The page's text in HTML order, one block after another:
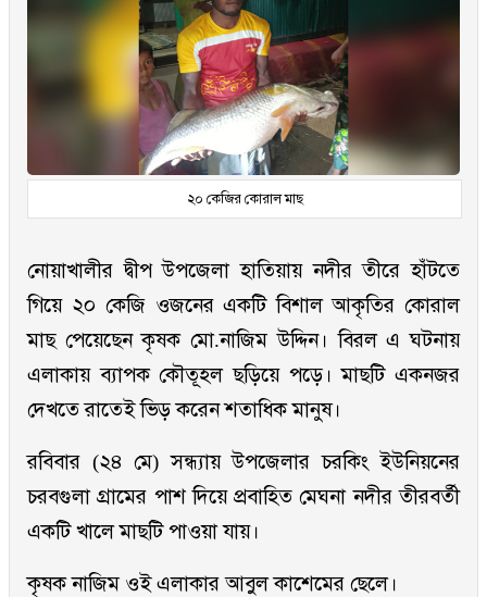
২০ কেজির কোরাল মাছ
নোয়াখালীর দ্বীপ উপজেলা হাতিয়ায় নদীর তীরে হাঁটতে
গিয়ে ২০ কেজি ওজনের একটি বিশাল আকৃতির কোরাল
মাছ পেয়েছেন কৃষক মো.নাজিম উদ্দিন। বিরল এ ঘটনায়
এলাকায় ব্যাপক কৌতূহল ছড়িয়ে পড়ে। মাছটি একনজর
দেখতে রাতেই ভিড় করেন শতাধিক মানুষ।
রবিবার (২৪ মে) সন্ধ্যায় উপজেলার চরকিং ইউনিয়নের
চরবগুলা গ্রামের পাশ দিয়ে প্রবাহিত মেঘনা নদীর তীরবর্তী
একটি খালে মাছটি পাওয়া যায়।
কৃষক নাজিম ওই এলাকার আবুল কাশেমের ছেলে।